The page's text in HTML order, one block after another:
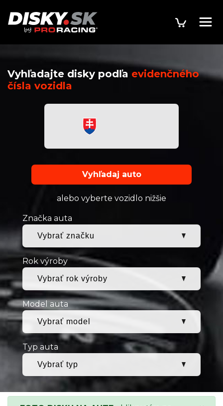
Vyhľadajte disky podľa evidenčného
čísla vozidla
Vyhľadaj auto
alebo vyberte vozidlo nižšie
Značka auta
Rok výroby
Model auta
Typ auta